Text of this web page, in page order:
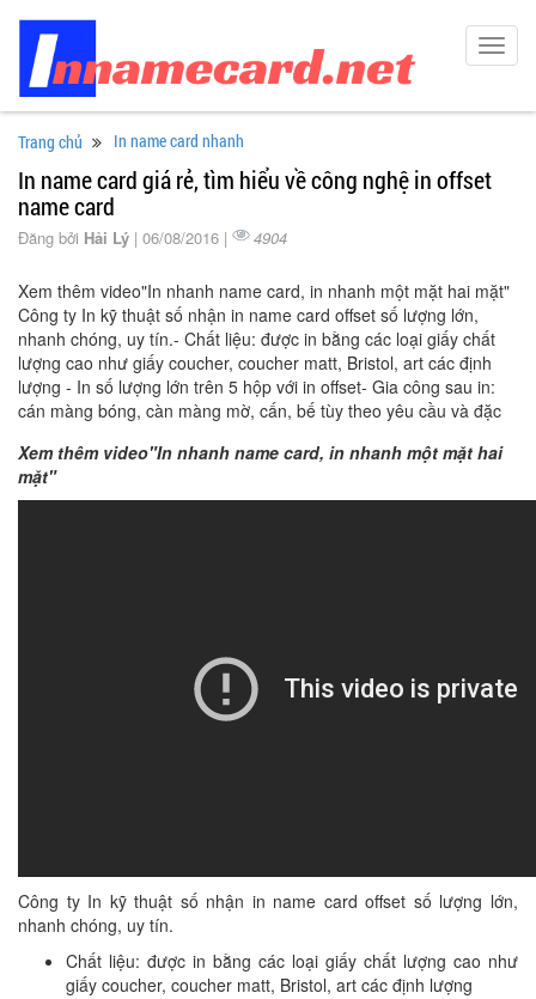
Trang chủ In name card nhanh
In name card giá rẻ, tìm hiểu về công nghệ in offset
name card
Đăng bởi Hải Lý | 06/08/2016 | 4904
Xem thêm video"In nhanh name card, in nhanh một mặt hai mặt"
Công ty In kỹ thuật số nhận in name card offset số lượng lớn,
nhanh chóng, uy tín.- Chất liệu: được in bằng các loại giấy chất
lượng cao như giấy coucher, coucher matt, Bristol, art các định
lượng - In số lượng lớn trên 5 hộp với in offset- Gia công sau in:
cán màng bóng, càn màng mờ, cấn, bế tùy theo yêu cầu và đặc
Xem thêm video"In nhanh name card, in nhanh một mặt hai
mặt"
Công ty In kỹ thuật số nhận in name card offset số lượng lớn,
nhanh chóng, uy tín.
Chất liệu: được in bằng các loại giấy chất lượng cao như
giấy coucher, coucher matt, Bristol, art các định lượng